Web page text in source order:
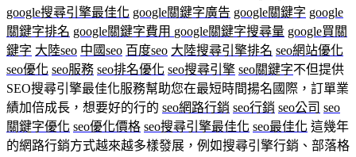
google搜尋引擎最佳化 google關鍵字廣告 google關鍵字 google
關鍵字排名 google關鍵字費用 google關鍵字搜尋量 google買關
鍵字 大陸seo 中國seo 百度seo 大陸搜尋引擎排名 seo網站優化
seo優化 seo服務 seo排名優化 seo搜尋引擎 seo關鍵字不但提供
SEO搜尋引擎最佳化服務幫助您在最短時間揚名國際，訂單業
績加倍成長，想要好的行的 seo網路行銷 seo行銷 seo公司 seo
關鍵字優化 seo優化價格 seo搜尋引擎最佳化 seo最佳化 這幾年
的網路行銷方式越來越多樣發展，例如搜尋引擎行銷、部落格